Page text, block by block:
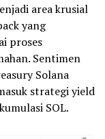
area krusial
yang
proses
Sentimen
Solana
strategi yield
SOL.